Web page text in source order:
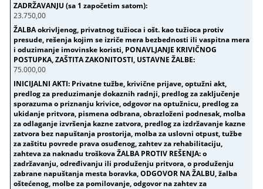
23.750,00
75.000,00